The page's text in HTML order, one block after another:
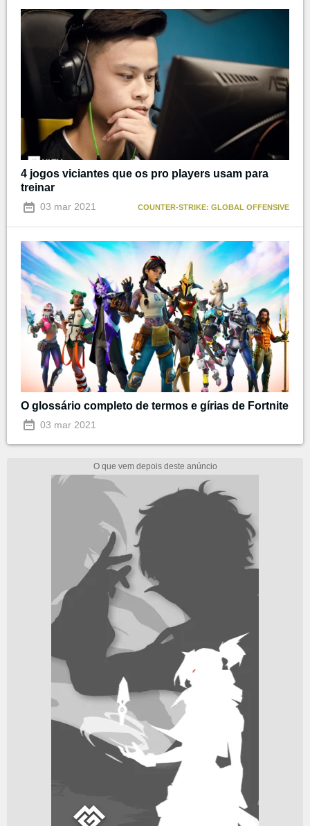
4 jogos viciantes que os pro players usam para
treinar
03 mar 2021 COUNTER-STRIKE: GLOBAL OFFENSIVE
O glossário completo de termos e gírias de Fortnite
03 mar 2021